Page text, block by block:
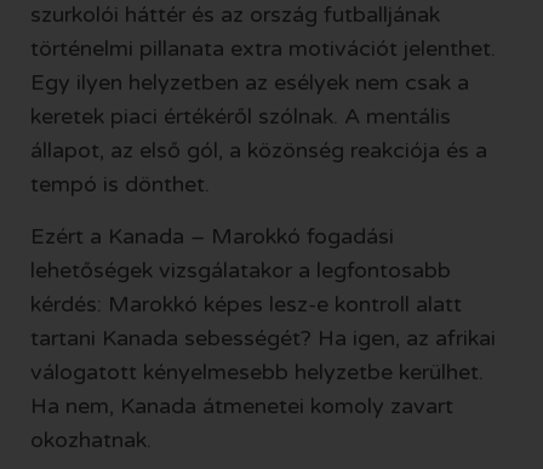
szurkolói háttér és az ország futballjának
történelmi pillanata extra motivációt jelenthet.
Egy ilyen helyzetben az esélyek nem csak a
keretek piaci értékéről szólnak. A mentális
állapot, az első gól, a közönség reakciója és a
tempó is dönthet.
Ezért a Kanada – Marokkó fogadási
lehetőségek vizsgálatakor a legfontosabb
kérdés: Marokkó képes lesz-e kontroll alatt
tartani Kanada sebességét? Ha igen, az afrikai
válogatott kényelmesebb helyzetbe kerülhet.
Ha nem, Kanada átmenetei komoly zavart
okozhatnak.